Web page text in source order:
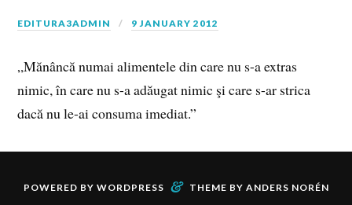
EDITURA3ADMIN 9 JANUARY 2012
„Mănâncă numai alimentele din care nu s-a extras
nimic, în care nu s-a adăugat nimic şi care s-ar strica
dacă nu le-ai consuma imediat.”
POWERED BY WORDPRESS & THEME BY ANDERS NORÉN